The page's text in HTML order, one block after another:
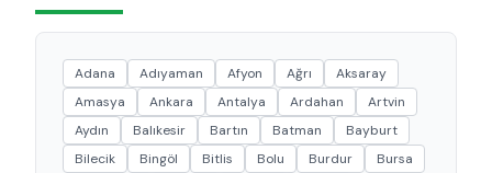
Adana Adıyaman Afyon Ağrı
Aksaray
Amasya
Ankara Antalya Ardahan
Artvin
Aydın
Balıkesir Bartın Batman
Bayburt
Bilecik
Bingöl Bitlis Bolu Burdur
Bursa